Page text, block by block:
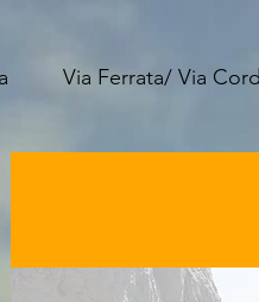
Via Ferrata/ Via